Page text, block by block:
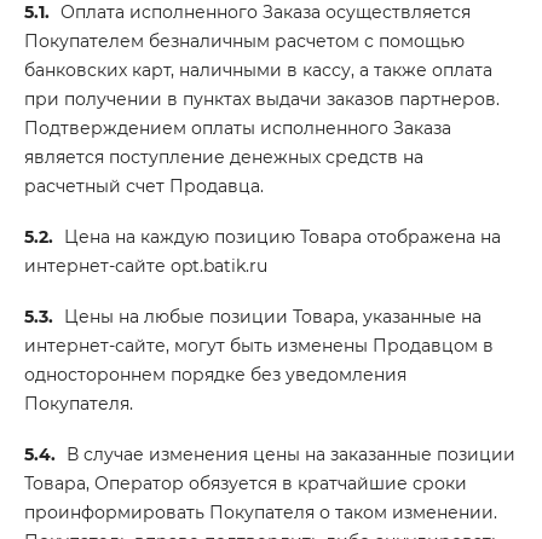
5.1. Оплата исполненного Заказа осуществляется
Покупателем безналичным расчетом с помощью
банковских карт, наличными в кассу, а также оплата
при получении в пунктах выдачи заказов партнеров.
Подтверждением оплаты исполненного Заказа
является поступление денежных средств на
расчетный счет Продавца.
5.2. Цена на каждую позицию Товара отображена на
интернет-сайте opt.batik.ru
5.3. Цены на любые позиции Товара, указанные на
интернет-сайте, могут быть изменены Продавцом в
одностороннем порядке без уведомления
Покупателя.
5.4. В случае изменения цены на заказанные позиции
Товара, Оператор обязуется в кратчайшие сроки
проинформировать Покупателя о таком изменении.